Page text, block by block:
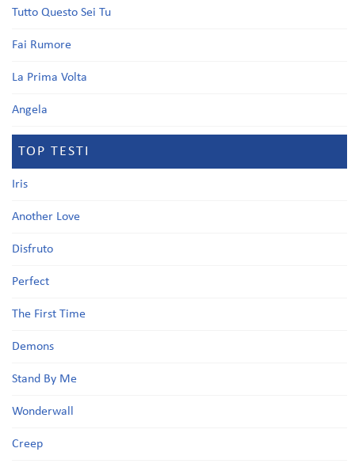
Tutto Questo Sei Tu
Fai Rumore
La Prima Volta
Angela
TOP TESTI
Iris
Another Love
Disfruto
Perfect
The First Time
Demons
Stand By Me
Wonderwall
Creep